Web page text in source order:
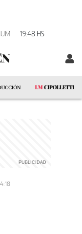
19:48 HS